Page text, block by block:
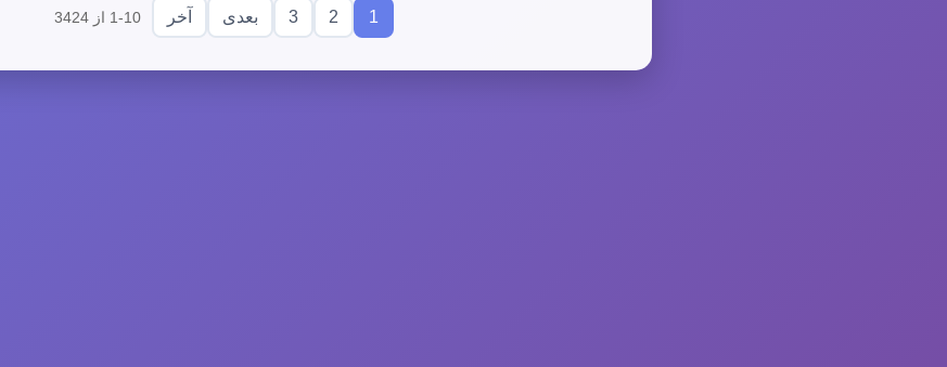
1
2
3 بعدی آخر 1-10 از 3424